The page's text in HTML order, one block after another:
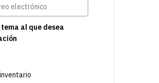
al que desea